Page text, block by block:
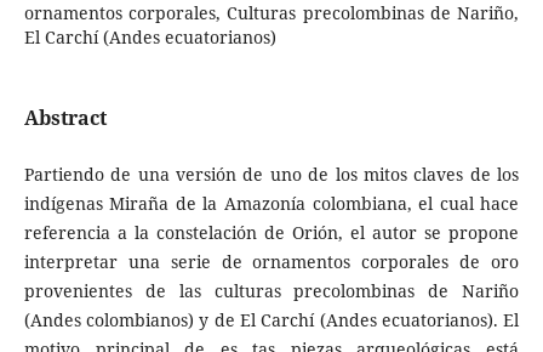
ornamentos corporales, Culturas precolombinas de Nariño,
El Carchí (Andes ecuatorianos)
Abstract
Partiendo de una versión de uno de los mitos claves de los
indígenas Miraña de la Amazonía colombiana, el cual hace
referencia a la constelación de Orión, el autor se propone
interpretar una serie de ornamentos corporales de oro
provenientes de las culturas precolombinas de Nariño
(Andes colombianos) y de El Carchí (Andes ecuatorianos). El